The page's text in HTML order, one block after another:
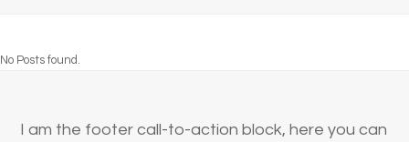
No Posts found.
I am the footer call-to-action block, here you can